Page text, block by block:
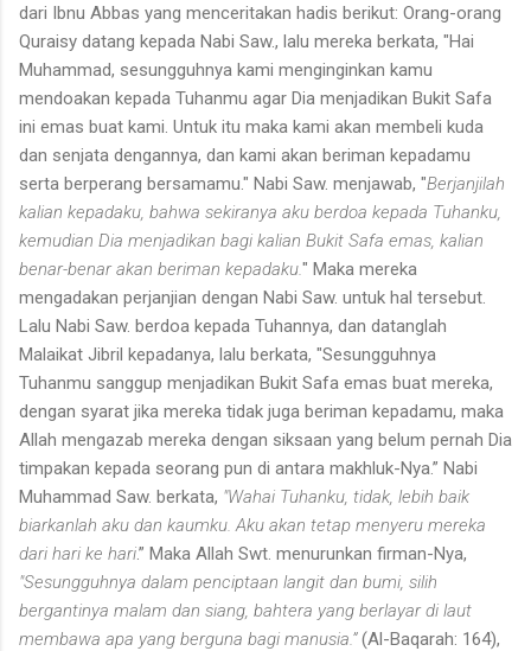
dari Ibnu Abbas yang menceritakan hadis berikut: Orang-orang
Quraisy datang kepada Nabi Saw., lalu mereka berkata, "Hai
Muhammad, sesungguhnya kami menginginkan kamu
mendoakan kepada Tuhanmu agar Dia menjadikan Bukit Safa
ini emas buat kami. Untuk itu maka kami akan membeli kuda
dan senjata dengannya, dan kami akan beriman kepadamu
serta berperang bersamamu." Nabi Saw. menjawab, "Berjanjilah
kalian kepadaku, bahwa sekiranya aku berdoa kepada Tuhanku,
kemudian Dia menjadikan bagi kalian Bukit Safa emas, kalian
benar-benar akan beriman kepadaku." Maka mereka
mengadakan perjanjian dengan Nabi Saw. untuk hal tersebut.
Lalu Nabi Saw. berdoa kepada Tuhannya, dan datanglah
Malaikat Jibril kepadanya, lalu berkata, "Sesungguhnya
Tuhanmu sanggup menjadikan Bukit Safa emas buat mereka,
dengan syarat jika mereka tidak juga beriman kepadamu, maka
Allah mengazab mereka dengan siksaan yang belum pernah Dia
timpakan kepada seorang pun di antara makhluk-Nya.” Nabi
Muhammad Saw. berkata, "Wahai Tuhanku, tidak, lebih baik
biarkanlah aku dan kaumku. Aku akan tetap menyeru mereka
dari hari ke hari.” Maka Allah Swt. menurunkan firman-Nya,
"Sesungguhnya dalam penciptaan langit dan bumi, silih
bergantinya malam dan siang, bahtera yang berlayar di laut
membawa apa yang berguna bagi manusia.”(Al-Baqarah: 164),